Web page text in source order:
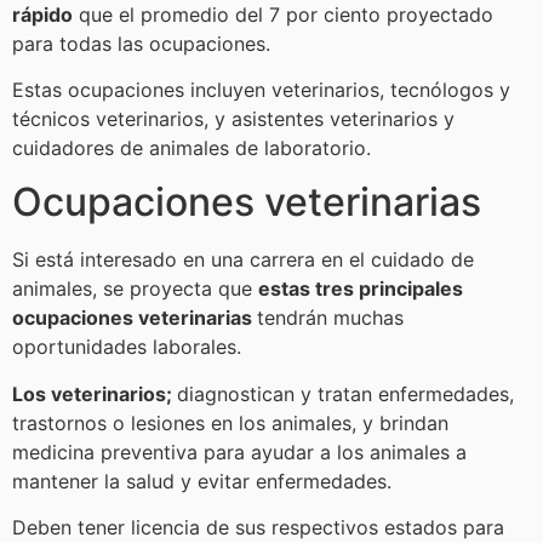
rápido que el promedio del 7 por ciento proyectado
para todas las ocupaciones.
Estas ocupaciones incluyen veterinarios, tecnólogos y
técnicos veterinarios, y asistentes veterinarios y
cuidadores de animales de laboratorio.
Ocupaciones veterinarias
Si está interesado en una carrera en el cuidado de
animales, se proyecta que estas tres principales
ocupaciones veterinarias tendrán muchas
oportunidades laborales.
Los veterinarios; diagnostican y tratan enfermedades,
trastornos o lesiones en los animales, y brindan
medicina preventiva para ayudar a los animales a
mantener la salud y evitar enfermedades.
Deben tener licencia de sus respectivos estados para